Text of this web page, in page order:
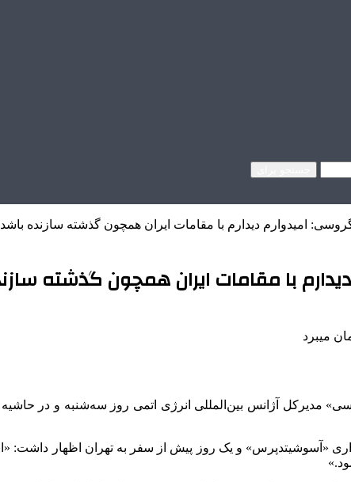
امیدوارم دیدارم با مقامات ایران همچون گذشته سازنده باشد
با مقامات ایران همچون گذشته
«آسوشیتدپرس» و یک روز پیش از سفر به تهران اظهار داشت: